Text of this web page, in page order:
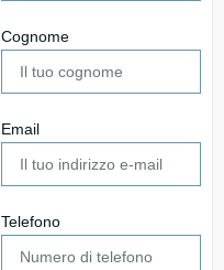
Cognome
Email
Telefono